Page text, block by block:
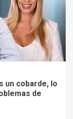
un cobarde, lo
de